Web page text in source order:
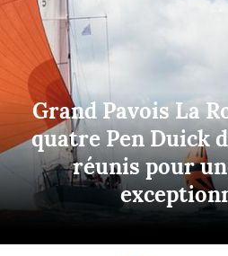
Grand Pavois La
quatre Pen Duick
réunis pour